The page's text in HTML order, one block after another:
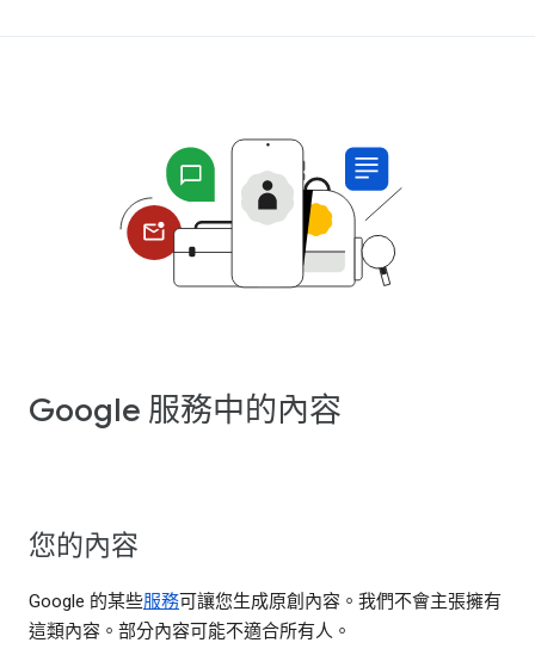
Google 服務中的內容
您的內容
Google 的某些服務可讓您生成原創內容。我們不會主張擁有
這類內容。部分內容可能不適合所有人。